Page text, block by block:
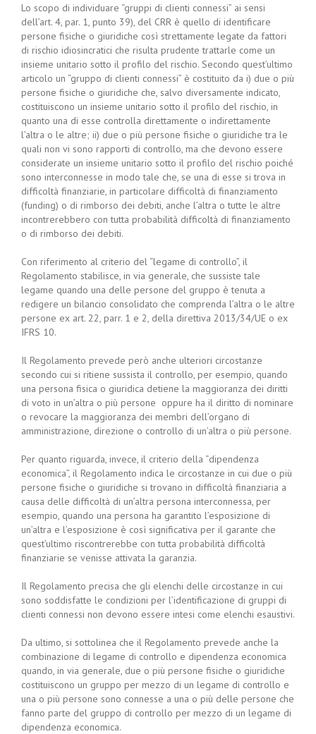
Lo scopo di individuare “gruppi di clienti connessi” ai sensi
dell’art. 4, par. 1, punto 39), del CRR è quello di identificare
persone fisiche o giuridiche così strettamente legate da fattori
di rischio idiosincratici che risulta prudente trattarle come un
insieme unitario sotto il profilo del rischio. Secondo quest’ultimo
articolo un “gruppo di clienti connessi” è costituito da i) due o più
persone fisiche o giuridiche che, salvo diversamente indicato,
costituiscono un insieme unitario sotto il profilo del rischio, in
quanto una di esse controlla direttamente o indirettamente
l’altra o le altre; ii) due o più persone fisiche o giuridiche tra le
quali non vi sono rapporti di controllo, ma che devono essere
considerate un insieme unitario sotto il profilo del rischio poiché
sono interconnesse in modo tale che, se una di esse si trova in
difficoltà finanziarie, in particolare difficoltà di finanziamento
(funding) o di rimborso dei debiti, anche l’altra o tutte le altre
incontrerebbero con tutta probabilità difficoltà di finanziamento
o di rimborso dei debiti.
Con riferimento al criterio del “legame di controllo”, il
Regolamento stabilisce, in via generale, che sussiste tale
legame quando una delle persone del gruppo è tenuta a
redigere un bilancio consolidato che comprenda l’altra o le altre
persone ex art. 22, parr. 1 e 2, della direttiva 2013/34/UE o ex
IFRS 10.
Il Regolamento prevede però anche ulteriori circostanze
secondo cui si ritiene sussista il controllo, per esempio, quando
una persona fisica o giuridica detiene la maggioranza dei diritti
di voto in un’altra o più persone oppure ha il diritto di nominare
o revocare la maggioranza dei membri dell’organo di
amministrazione, direzione o controllo di un’altra o più persone.
Per quanto riguarda, invece, il criterio della “dipendenza
economica”, il Regolamento indica le circostanze in cui due o più
persone fisiche o giuridiche si trovano in difficoltà finanziaria a
causa delle difficoltà di un’altra persona interconnessa, per
esempio, quando una persona ha garantito l’esposizione di
un’altra e l’esposizione è così significativa per il garante che
quest’ultimo riscontrerebbe con tutta probabilità difficoltà
finanziarie se venisse attivata la garanzia.
Il Regolamento precisa che gli elenchi delle circostanze in cui
sono soddisfatte le condizioni per l’identificazione di gruppi di
clienti connessi non devono essere intesi come elenchi esaustivi.
Da ultimo, si sottolinea che il Regolamento prevede anche la
combinazione di legame di controllo e dipendenza economica
quando, in via generale, due o più persone fisiche o giuridiche
costituiscono un gruppo per mezzo di un legame di controllo e
una o più persone sono connesse a una o più delle persone che
fanno parte del gruppo di controllo per mezzo di un legame di
dipendenza economica.